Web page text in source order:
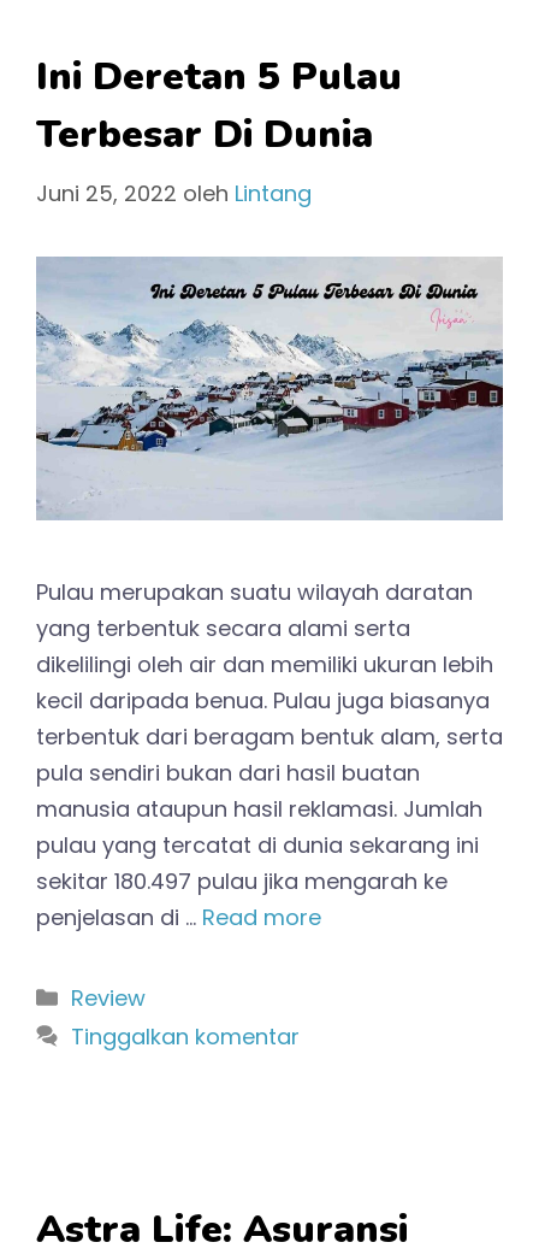
Ini Deretan 5 Pulau
Terbesar Di Dunia
Juni 25, 2022 oleh Lintang
Pulau merupakan suatu wilayah daratan
yang terbentuk secara alami serta
dikelilingi oleh air dan memiliki ukuran lebih
kecil daripada benua. Pulau juga biasanya
terbentuk dari beragam bentuk alam, serta
pula sendiri bukan dari hasil buatan
manusia ataupun hasil reklamasi. Jumlah
pulau yang tercatat di dunia sekarang ini
sekitar 180.497 pulau jika mengarah ke
penjelasan di … Read more
Kategori
Review
Tinggalkan komentar
Astra Life: Asuransi